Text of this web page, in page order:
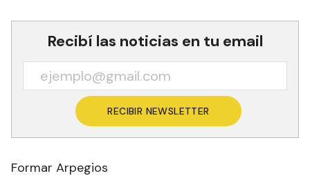
Recibí las noticias en tu email
RECIBIR NEWSLETTER
Formar Arpegios